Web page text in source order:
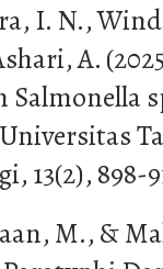
I. N.,
A.
Salmonella
13(2), 898-
M., &